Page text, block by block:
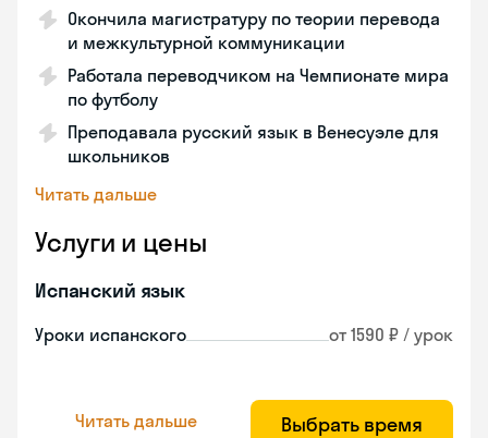
Окончила магистратуру по теории перевода
и межкультурной коммуникации
Работала переводчиком на Чемпионате мира
по футболу
Преподавала русский язык в Венесуэле для
школьников
Читать дальше
Услуги и цены
Испанский язык
Уроки испанского от 1590 ₽ / урок
Читать дальше Выбрать время